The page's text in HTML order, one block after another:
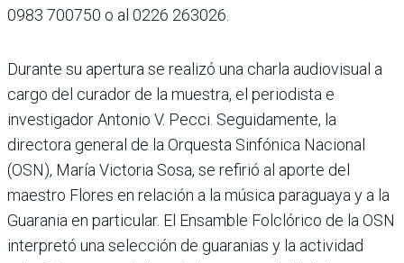
0983 700750 o al 0226 263026.
Durante su apertura se realizó una charla audiovisual a
cargo del curador de la muestra, el periodista e
investigador Antonio V. Pecci. Seguidamente, la
directora general de la Orquesta Sinfónica Nacional
(OSN), María Victoria Sosa, se refirió al aporte del
maestro Flores en relación a la música paraguaya y a la
Guarania en particular. El Ensamble Folclórico de la OSN
interpretó una selección de guaranias y la actividad